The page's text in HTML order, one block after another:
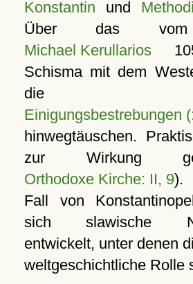
Konstantin und
Über das vom
Michael Kerullarios
Schisma mit dem
die
Einigungsbestrebungen
hinwegtäuschen.
zur Wirkung
Orthodoxe Kirche: II, 9).
Fall von
sich slawische
entwickelt, unter denen
weltgeschichtliche Rolle